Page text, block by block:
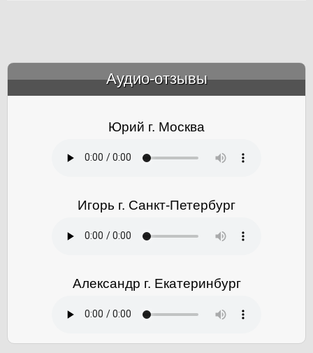
Аудио-отзывы
Юрий г. Москва
Игорь г. Санкт-Петербург
Александр г. Екатеринбург